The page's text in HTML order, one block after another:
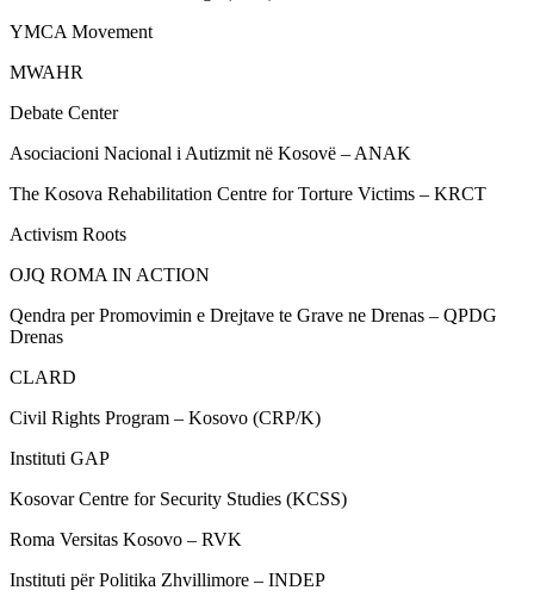
YMCA Movement
MWAHR
Debate Center
Asociacioni Nacional i Autizmit në Kosovë – ANAK
The Kosova Rehabilitation Centre for Torture Victims – KRCT
Activism Roots
OJQ ROMA IN ACTION
Qendra per Promovimin e Drejtave te Grave ne Drenas – QPDG
Drenas
CLARD
Civil Rights Program – Kosovo (CRP/K)
Instituti GAP
Kosovar Centre for Security Studies (KCSS)
Roma Versitas Kosovo – RVK
Instituti për Politika Zhvillimore – INDEP